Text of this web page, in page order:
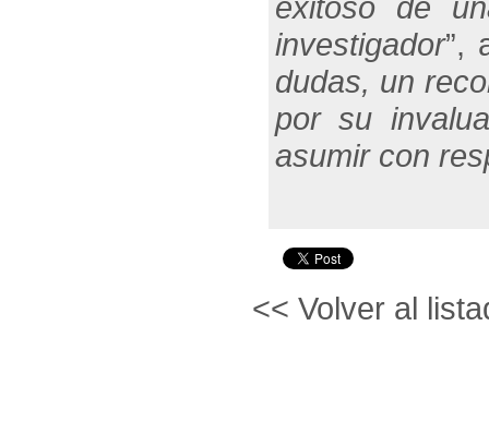
investigador”,
dudas, un
por su
asumir con
<< Volver al